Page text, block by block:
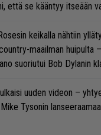
että se kääntyy itseään
keikalla nähtiin
maailman huipulta
suoriutui Bob Dylanin
uuden videon –
Tysonin